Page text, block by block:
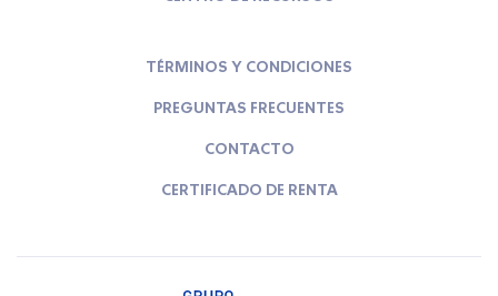
TÉRMINOS Y CONDICIONES
PREGUNTAS FRECUENTES
CONTACTO
CERTIFICADO DE RENTA